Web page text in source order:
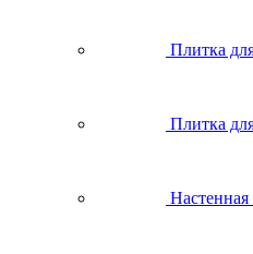
Плитка
Плитка
Настенная